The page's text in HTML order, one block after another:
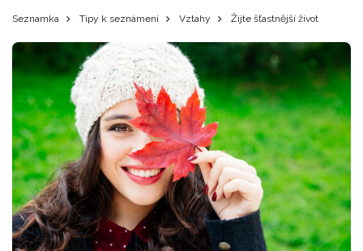
Seznamka Tipy k seznámení Vztahy Žijte šťastnější život